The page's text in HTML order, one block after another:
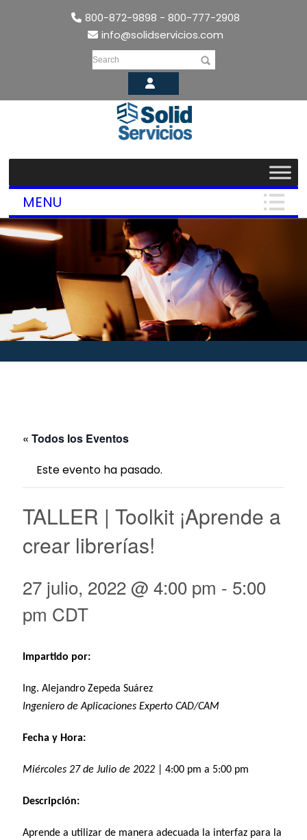
800-872-9898 - 800-777-2908
info@solidservicios.com
Search
MENU
« Todos los Eventos
Este evento ha pasado.
TALLER | Toolkit ¡Aprende a
crear librerías!
27 julio, 2022 @ 4:00 pm - 5:00
pm CDT
Impartido por:
Ing. Alejandro Zepeda Suárez
Ingeniero de Aplicaciones Experto CAD/CAM
Fecha y Hora:
Miércoles 27 de Julio de 2022 | 4:00 pm a 5:00 pm
Descripción:
Aprende a utilizar de manera adecuada la interfaz para la